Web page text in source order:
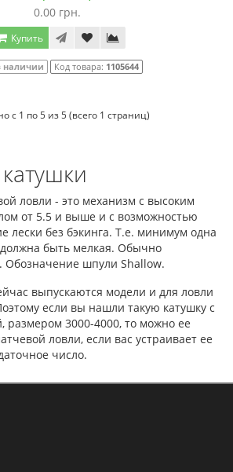
0.00 грн.
Купить
наличии Код товара: 1105644
с 1 по 5 из 5 (всего 1 страниц)
ловли - это механизм с высоким
от 5.5 и выше и с возможностью
лески без бэкинга. Т.е. минимум одна
быть мелкая. Обычно
Обозначение шпули Shallow.
выпускаются модели и для ловли
если вы нашли такую катушку с
размером 3000-4000, то можно ее
ловли, если вас устраивает ее
число.